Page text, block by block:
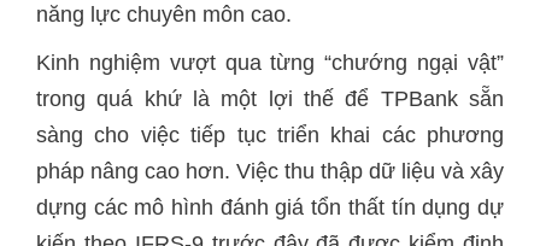
năng lực chuyên môn cao.
Kinh nghiệm vượt qua từng “chướng ngại vật”
trong quá khứ là một lợi thế để TPBank sẵn
sàng cho việc tiếp tục triển khai các phương
pháp nâng cao hơn. Việc thu thập dữ liệu và xây
dựng các mô hình đánh giá tổn thất tín dụng dự